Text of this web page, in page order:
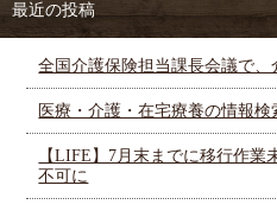
最近の投稿
全国介護保険担当課長会議で
医療・介護・在宅療養の情報
【LIFE】7月末までに移行作
不可に